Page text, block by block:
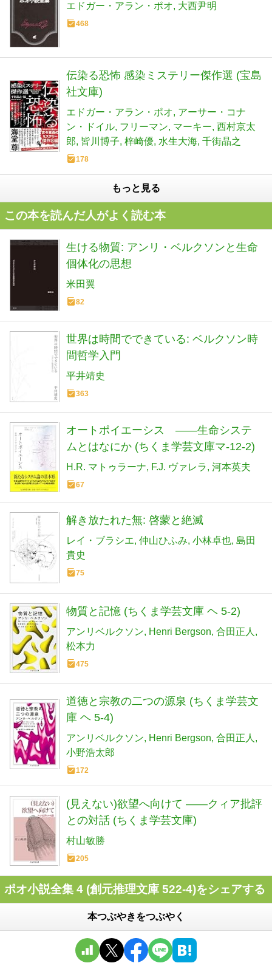
エドガー・アラン・ポオ 大西尹明
468
伝染る恐怖 感染ミステリー傑作選 (宝島
社文庫)
エドガー・アラン・ポオ アーサー・コナ
ン・ドイル フリーマン マーキー 西村京太
郎 皆川博子 梓崎優 水生大海 千街晶之
178
もっと見る
この本を読んだ人がよく読む本
生ける物質: アンリ・ベルクソンと生命
個体化の思想
米田翼
82
世界は時間でできている: ベルクソン時
間哲学入門
平井靖史
363
オートポイエーシス ――生命システ
ムとはなにか (ちくま学芸文庫マ-12-2)
H.R. マトゥラーナ F.J. ヴァレラ 河本英夫
67
解き放たれた無: 啓蒙と絶滅
レイ・ブラシエ 仲山ひふみ 小林卓也 島田
貴史
75
物質と記憶 (ちくま学芸文庫 ヘ 5-2)
アンリベルクソン Henri Bergson 合田正人
松本力
475
道徳と宗教の二つの源泉 (ちくま学芸文
庫 ヘ 5-4)
アンリベルクソン Henri Bergson 合田正人
小野浩太郎
172
(見えない)欲望へ向けて ――クィア批評
との対話 (ちくま学芸文庫)
村山敏勝
205
ポオ小説全集 4 (創元推理文庫 522-4)をシェアする
本つぶやきをつぶやく